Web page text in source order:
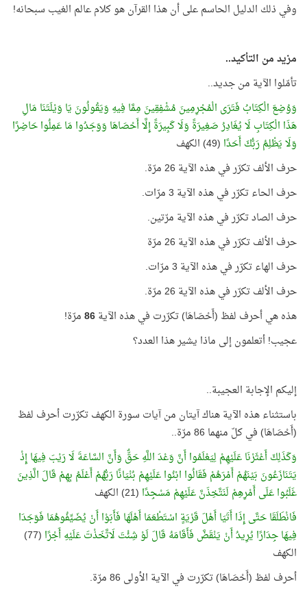
وفي ذلك الدليل الحاسم على أن هذا القرآن هو كلام عالم الغيب سبحانه!
مزيد من التأكيد..
تأمّلوا الآية من جديد..
وَوُضِعَ الْكِتَابُ فَتَرَى الْمُجْرِمِينَ مُشْفِقِينَ مِمَّا فِيهِ وَيَقُولُونَ يَا وَيْلَتَنَا مَالِ
هَذَا الْكِتَابِ لَا يُغَادِرُ صَغِيرَةً وَلَا كَبِيرَةً إِلَّا أَحْصَاهَا وَوَجَدُوا مَا عَمِلُوا حَاضِرًا
وَلَا يَظْلِمُ رَبُّكَ أَحَدًا (49) الكهف
حرف الألف تكرّر في هذه الآية 26 مرّة.
حرف الحاء تكرّر في هذه الآية 3 مرّات.
حرف الصاد تكرّر في هذه الآية مرّتين.
حرف الألف تكرّر في هذه الآية 26 مرّة
حرف الهاء تكرّر في هذه الآية 3 مرّات.
حرف الألف تكرّر في هذه الآية 26 مرّة.
هذه هي أحرف لفظ (أَحْصَاهَا) تكرّرت في هذه الآية86مرّة!
عجيب! أتعلمون إلى ماذا يشير هذا العدد؟
إليكم الإجابة العجيبة..
باستثناء هذه الآية هناك آيتان من آيات سورة الكهف تكرّرت أحرف لفظ
(أَحْصَاهَا) في كلّ منهما 86 مرّة..
وَكَذَلِكَ أَعْثَرْنَا عَلَيْهِمْ لِيَعْلَمُوا أَنَّ وَعْدَ اللَّهِ حَقٌّ وَأَنَّ السَّاعَةَ لَا رَيْبَ فِيهَا إِذْ
يَتَنَازَعُونَ بَيْنَهُمْ أَمْرَهُمْ فَقَالُوا ابْنُوا عَلَيْهِمْ بُنْيَانًا رَبُّهُمْ أَعْلَمُ بِهِمْ قَالَ الَّذِينَ
غَلَبُوا عَلَى أَمْرِهِمْ لَنَتَّخِذَنَّ عَلَيْهِمْ مَسْجِدًا (21) الكهف
فَانْطَلَقَا حَتَّى إِذَا أَتَيَا أَهْلَ قَرْيَةٍ اسْتَطْعَمَا أَهْلَهَا فَأَبَوْا أَنْ يُضَيِّفُوهُمَا فَوَجَدَا
فِيهَا جِدَارًا يُرِيدُ أَنْ يَنْقَضَّ فَأَقَامَهُ قَالَ لَوْ شِئْتَ لَاتَّخَذْتَ عَلَيْهِ أَجْرًا
(77)
الكهف
أحرف لفظ (أَحْصَاهَا) تكرّرت في الآية الأولى 86 مرّة.